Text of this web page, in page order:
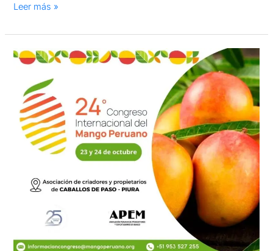
Leer más »
24°
INTERNACIONAL
DEL
MANGO
PERUANO
CELEBRACIÓN
ANIVERSARIO
PIURA